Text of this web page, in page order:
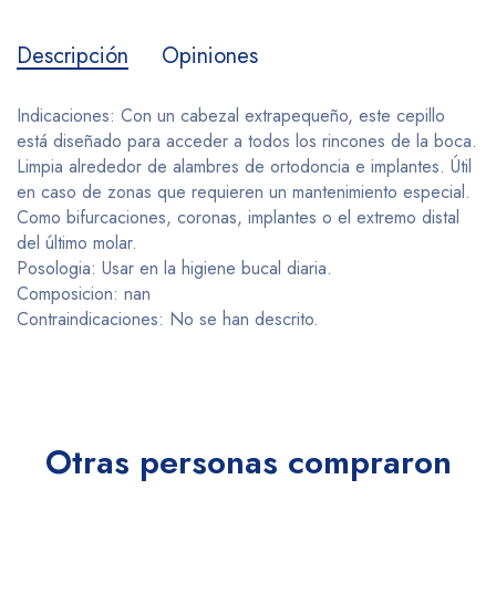
Descripción Opiniones
Indicaciones: Con un cabezal extrapequeño, este cepillo
está diseñado para acceder a todos los rincones de la boca.
Limpia alrededor de alambres de ortodoncia e implantes. Útil
en caso de zonas que requieren un mantenimiento especial.
Como bifurcaciones, coronas, implantes o el extremo distal
del último molar.
Posologia: Usar en la higiene bucal diaria.
Composicion: nan
Contraindicaciones: No se han descrito.
Otras personas compraron